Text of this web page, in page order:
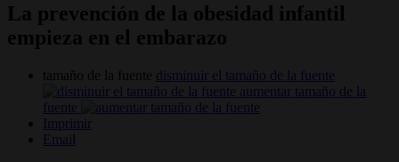
La prevención de la obesidad infantil
empieza en el embarazo
tamaño de la fuente disminuir el tamaño de la fuente
aumentar tamaño de la
fuente
Imprimir
Email